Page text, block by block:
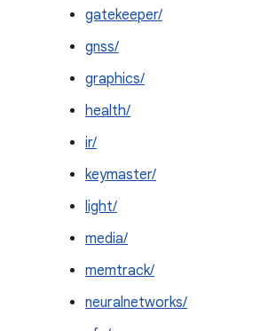
gatekeeper/
gnss/
graphics/
health/
ir/
keymaster/
light/
media/
memtrack/
neuralnetworks/